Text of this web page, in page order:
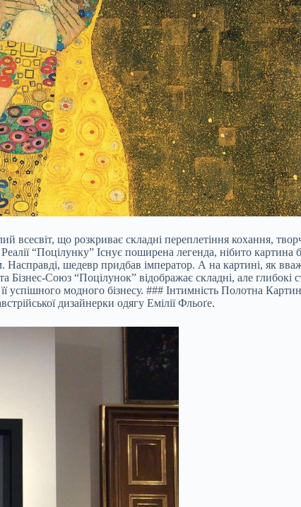
всесвіт, що розкриває складні переплетіння кохання,
“Поцілунку” Існує поширена легенда, нібито картина
шедевр придбав імператор. А на картині, як
Союз “Поцілунок” відображає складні, але
успішного модного бізнесу. ### Інтимність Полотна
дизайнерки одягу Емілії Фльоґе.